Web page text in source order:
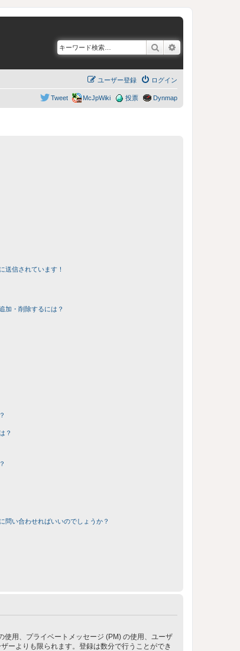
検索
ログイン
ユーザー登録
Dynmap
投票
McJpWiki
Tweet
送信されています！
加・削除するには？
？
問い合わせればいいのでしょうか？
用、プライベートメッセージ (PM) の使用、ユーザ
ーよりも限られます。登録は数分で行うことができ